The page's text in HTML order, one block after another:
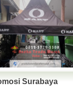
Surabaya